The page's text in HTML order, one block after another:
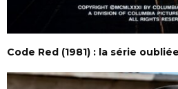
Code Red (1981) : la série